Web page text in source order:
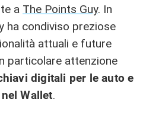
a The Points Guy. In
ha condiviso preziose
attuali e future
particolare attenzione
digitali per le auto e
Wallet.